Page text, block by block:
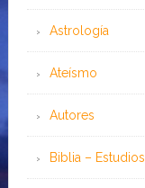
Astrología
Ateísmo
Autores
Biblia – Estudios